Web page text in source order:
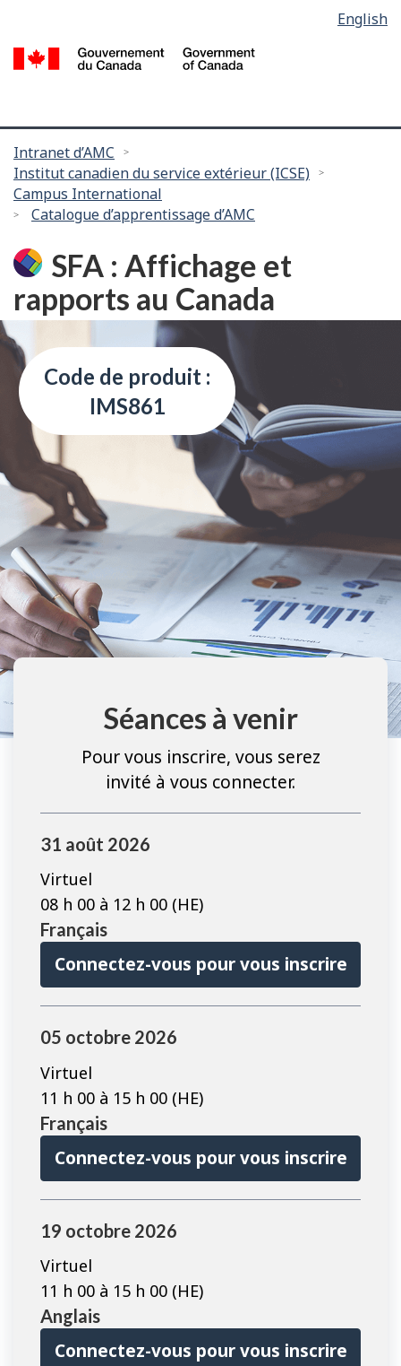
contenu
selection
English
Vous
êtes
ici :
Intranet d’AMC
Institut canadien du service extérieur (ICSE)
Campus International
Catalogue d’apprentissage d’AMC
SFA : Affichage et
rapports au Canada
Code de produit :
IMS861
Séances à venir
Pour vous inscrire, vous serez
invité à vous connecter.
cours
préalables
sont
affichés
sur
page
31 août 2026
Virtuel
08 h 00 à 12 h 00 (HE)
Français
Connectez-vous pour vous inscrire
05 octobre 2026
Virtuel
11 h 00 à 15 h 00 (HE)
Français
Connectez-vous pour vous inscrire
19 octobre 2026
Virtuel
11 h 00 à 15 h 00 (HE)
Anglais
Connectez-vous pour vous inscrire